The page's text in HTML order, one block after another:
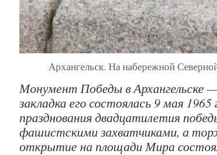
Архангельск. На набережной
Монумент Победы в Архангельске
закладка его состоялась 9 мая 1965
празднования двадцатилетия
фашистскими захватчиками, а
открытие на площади Мира